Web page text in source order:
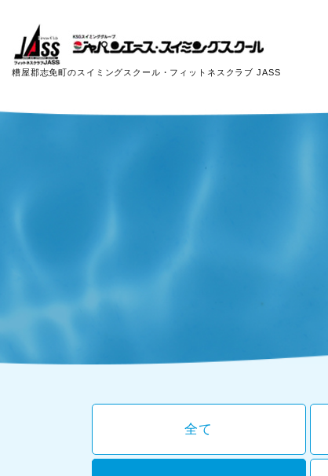
糟屋郡志免町のスイミングスクール・フィットネスクラブ JASS
全て